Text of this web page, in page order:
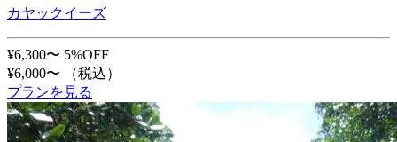
カヤックイーズ
¥6,300〜 5%OFF
¥6,000〜
（税込）
プランを見る